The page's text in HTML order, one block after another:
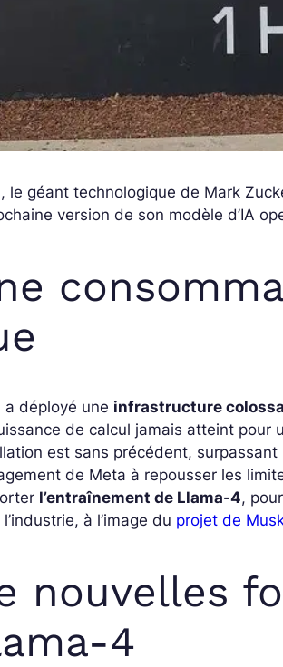
le géant technologique de Mark
version de son modèle d’IA
a déployé une infrastructure
de calcul jamais atteint pour
est sans précédent, surpassant
de Meta à repousser les
l’entraînement de Llama-4,
à l’image du projet de
nouvelles
4